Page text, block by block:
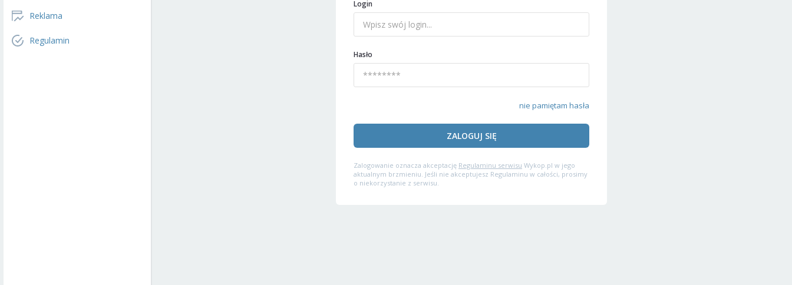
Reklama
Regulamin
Login
Hasło
nie pamiętam hasła
ZALOGUJ SIĘ
Zalogowanie oznacza akceptację Regulaminu serwisu Wykop.pl w jego
aktualnym brzmieniu. Jeśli nie akceptujesz Regulaminu w całości, prosimy
o niekorzystanie z serwisu.